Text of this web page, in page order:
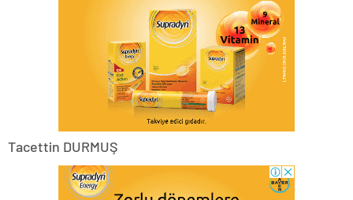
Tacettin DURMUŞ